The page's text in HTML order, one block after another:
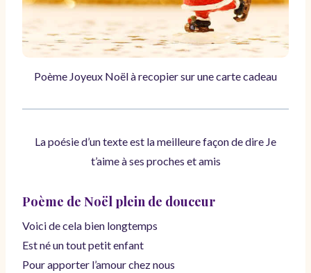
Poème Joyeux Noël à recopier sur une carte cadeau
La poésie d’un texte est la meilleure façon de dire Je
t’aime à ses proches et amis
Poème de Noël plein de douceur
Voici de cela bien longtemps
Est né un tout petit enfant
Pour apporter l’amour chez nous